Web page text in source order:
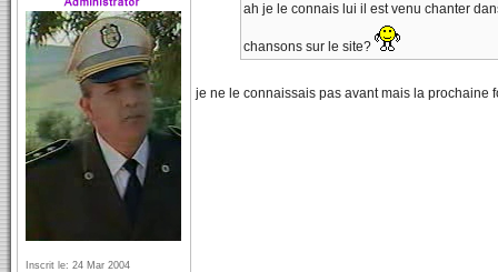
Inscrit le: 24 Mar 2004
ah je le connais lui il est venu chanter
chansons sur le site?
je ne le connaissais pas avant mais la prochaine